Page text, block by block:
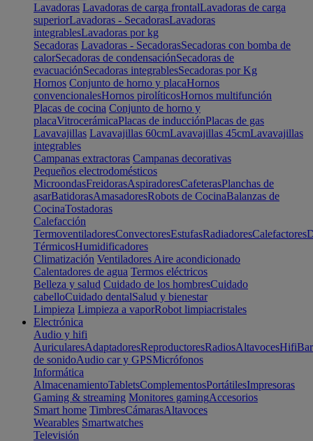
Lavadoras Lavadoras de carga frontalLavadoras de carga
superiorLavadoras - SecadorasLavadoras
integrablesLavadoras por kg
Secadoras Lavadoras - SecadorasSecadoras con bomba de
calorSecadoras de condensaciónSecadoras de
evacuaciónSecadoras integrablesSecadoras por Kg
Hornos Conjunto de horno y placaHornos
convencionalesHornos pirolíticosHornos multifunción
Placas de cocina Conjunto de horno y
placaVitrocerámicaPlacas de inducciónPlacas de gas
Lavavajillas Lavavajillas 60cmLavavajillas 45cmLavavajillas
integrables
Campanas extractoras Campanas decorativas
Pequeños electrodomésticos
MicroondasFreidorasAspiradoresCafeterasPlanchas de
asarBatidorasAmasadoresRobots de CocinaBalanzas de
CocinaTostadoras
Calefacción
TermoventiladoresConvectoresEstufasRadiadoresCalefactores
TérmicosHumidificadores
Climatización Ventiladores Aire acondicionado
Calentadores de agua Termos eléctricos
Belleza y salud Cuidado de los hombresCuidado
cabelloCuidado dentalSalud y bienestar
Limpieza Limpieza a vaporRobot limpiacristales
Electrónica
Audio y hifi
AuricularesAdaptadoresReproductoresRadiosAltavocesHifi
de sonidoAudio car y GPSMicrófonos
Informática
AlmacenamientoTabletsComplementosPortátilesImpresoras
Gaming & streaming Monitores gamingAccesorios
Smart home TimbresCámarasAltavoces
Wearables Smartwatches
Televisión